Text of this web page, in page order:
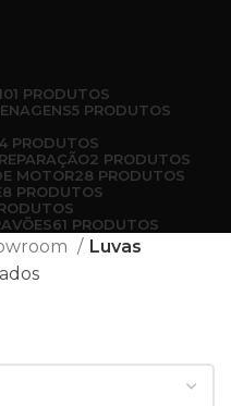
PRODUTOS
5 PRODUTOS
PRODUTOS
2 PRODUTOS
MOTOR28 PRODUTOS
8 PRODUTOS
61 PRODUTOS
Luvas